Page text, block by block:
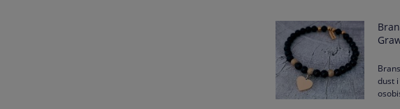
dust